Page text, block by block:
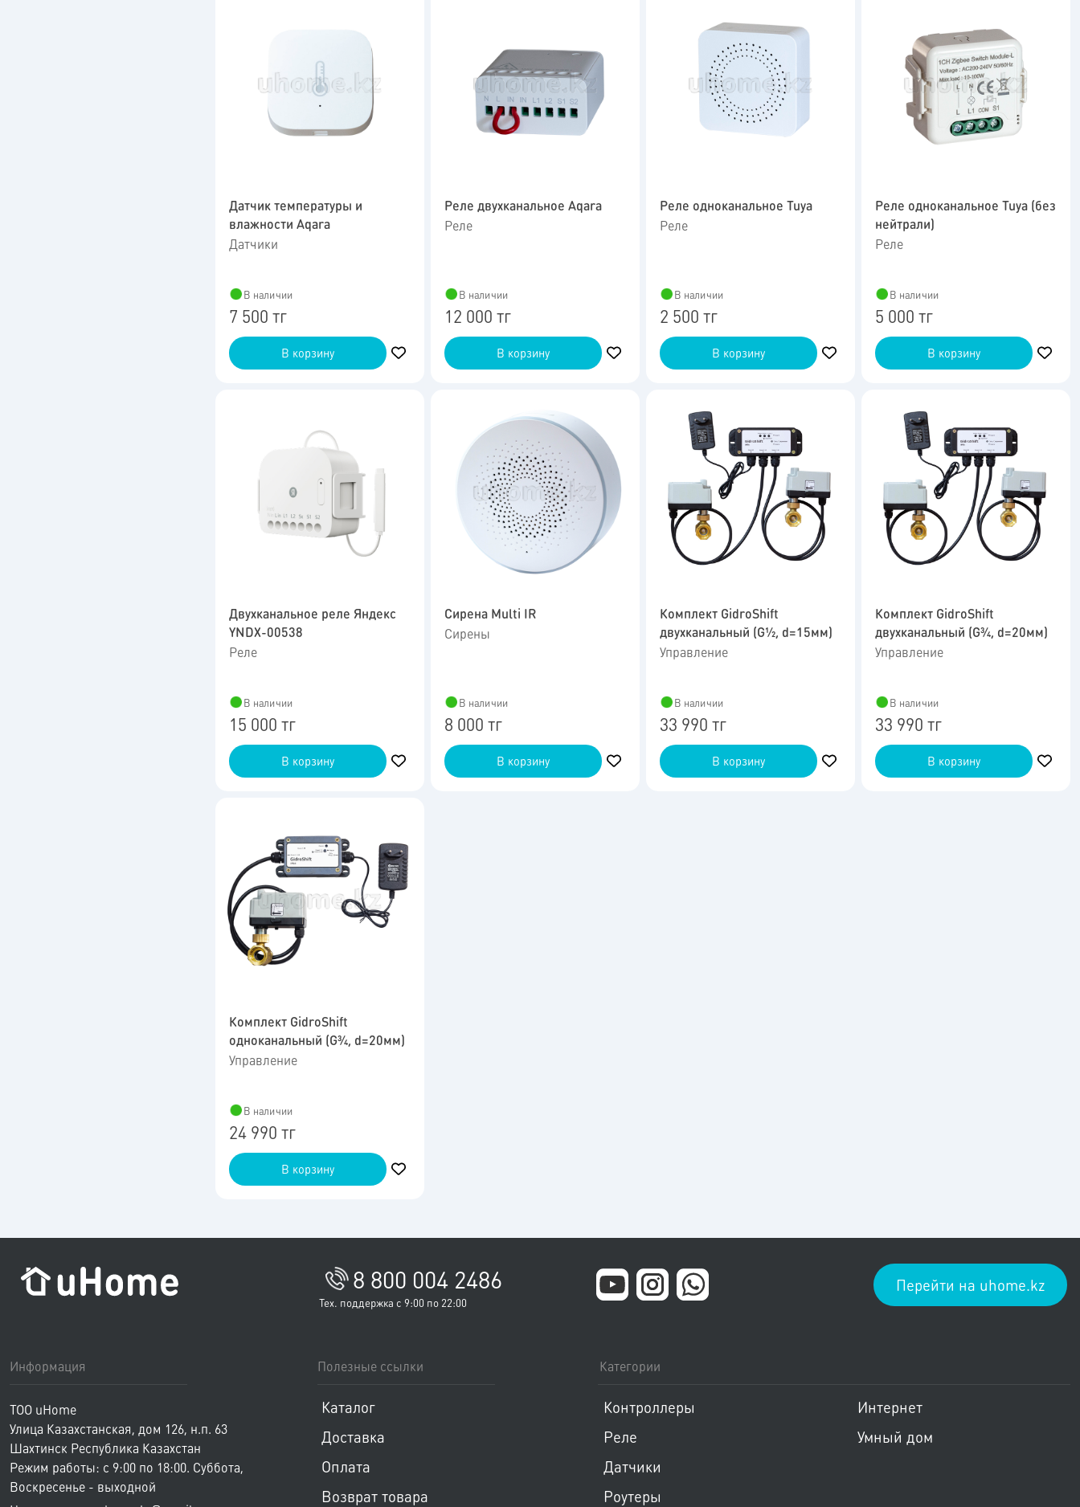
Датчик температуры и
влажности Aqara
Датчики
В наличии
7 500 тг
В корзину
Реле двухканальное Aqara
Реле
В наличии
12 000 тг
В корзину
Реле одноканальное Tuya
Реле
В наличии
2 500 тг
В корзину
Реле одноканальное Tuya (без
нейтрали)
Реле
В наличии
5 000 тг
В корзину
Двухканальное реле Яндекс
YNDX-00538
Реле
В наличии
15 000 тг
В корзину
Сирена Multi IR
Сирены
В наличии
8 000 тг
В корзину
Комплект GidroShift
двухканальный (G1⁄2, d=15мм)
Управление
В наличии
33 990 тг
В корзину
Комплект GidroShift
двухканальный (G3⁄4, d=20мм)
Управление
В наличии
33 990 тг
В корзину
Комплект GidroShift
одноканальный (G3⁄4, d=20мм)
Управление
В наличии
24 990 тг
В корзину
ТОО uHome
Улица Казахстанская, дом 126, н.п. 63
Шахтинск Республика Казахстан
Режим работы: с 9:00 по 18:00. Суббота,
Воскресенье - выходной
8 800 004 2486
Категории
Полезные ссылки
Тех. поддержка с 9:00 по 22:00
Перейти на uhome.kz
Информация
Интернет
Умный дом
Пропустить меню
Контроллеры
Реле
Датчики
Роутеры
Каталог
Доставка
Оплата
Возврат товара